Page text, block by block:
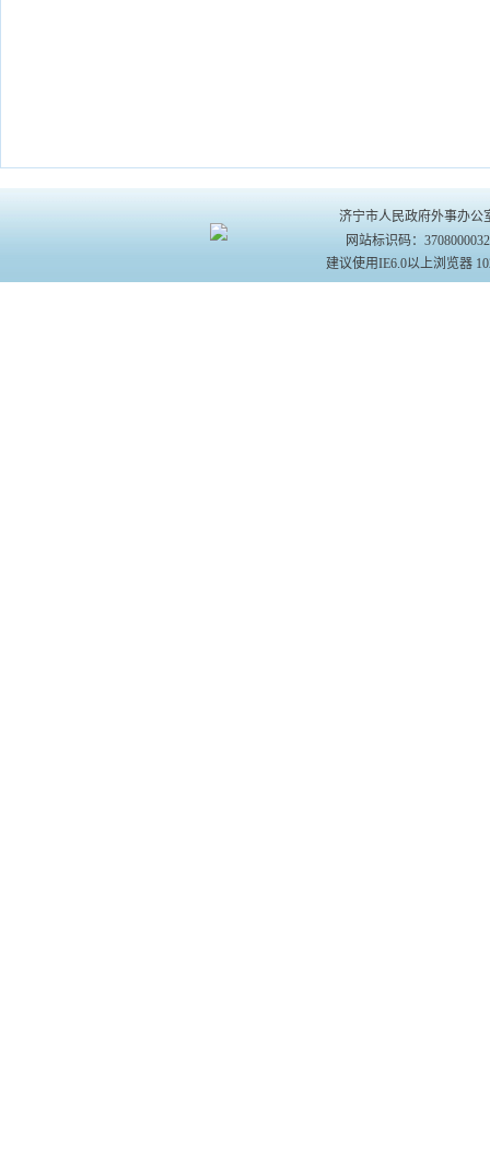
济宁市人民政府外事办公
网站标识码：
建议使用IE6.0以上浏览器